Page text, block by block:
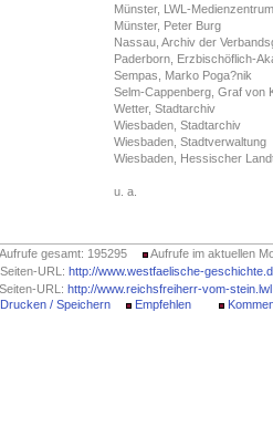
Münster, LWL-
Münster, Peter Burg
Nassau, Archiv der
Paderborn, Erzbischöflich-
Sempas, Marko Poga?nik
Selm-Cappenberg, Graf von
Wetter, Stadtarchiv
Wiesbaden, Stadtarchiv
Wiesbaden, Stadtverwaltung
Wiesbaden, Hessischer
u. a.
gesamt: 195295
Aufrufe im aktuellen
URL: http://www.westfaelische-
Seiten-URL: http://www.reichsfreiherr-vom-
Drucken / Speichern
Empfehlen